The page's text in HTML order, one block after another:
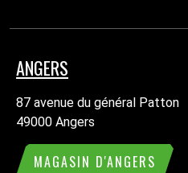
ANGERS
87 avenue du général Patton
49000 Angers
MAGASIN D'ANGERS